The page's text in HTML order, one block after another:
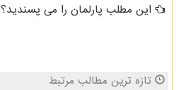
این مطلب پارلمان را می پسندید؟
تازه ترین مطالب مرتبط